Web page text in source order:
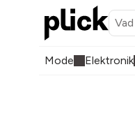
Mode Elektronik